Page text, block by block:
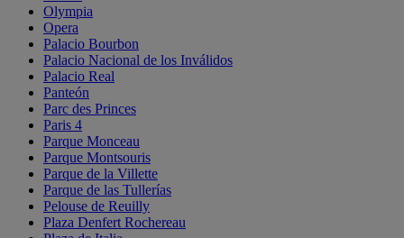
Olympia
Opera
Palacio Bourbon
Palacio Nacional de los Inválidos
Palacio Real
Panteón
Parc des Princes
Paris 4
Parque Monceau
Parque Montsouris
Parque de la Villette
Parque de las Tullerías
Pelouse de Reuilly
Plaza Denfert Rochereau